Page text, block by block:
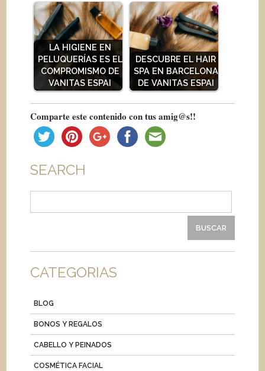
LA HIGIENE EN
PELUQUERÍAS ES EL
COMPROMISMO DE
VANITAS ESPAI
DESCUBRE EL HAIR
SPA EN BARCELONA
DE VANITAS ESPAI
Comparte este contenido con tus amig@s!!
SEARCH
CATEGORIAS
BLOG
BONOS Y REGALOS
CABELLO Y PEINADOS
COSMÉTICA FACIAL